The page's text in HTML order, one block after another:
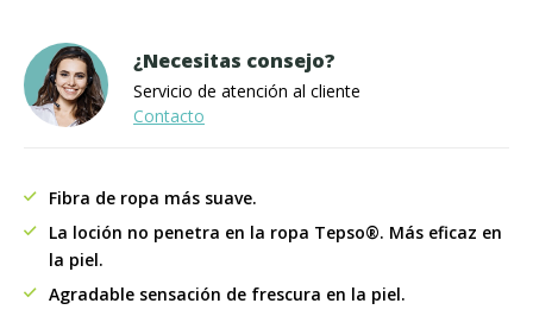
¿Necesitas consejo?
Servicio de atención al cliente
Contacto
Fibra de ropa más suave.
La loción no penetra en la ropa Tepso®. Más eficaz en
la piel.
Agradable sensación de frescura en la piel.